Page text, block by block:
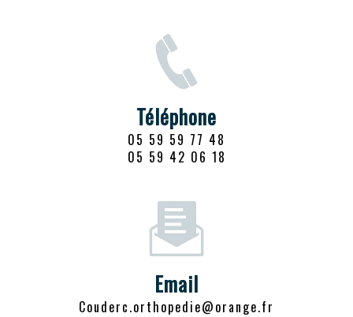
Téléphone
05 59 59 77 48
05 59 42 06 18
Email
couderc.orthopedie@orange.fr